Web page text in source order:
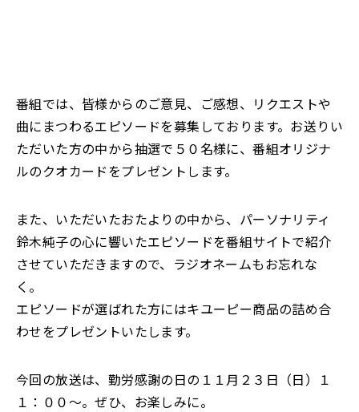
番組では、皆様からのご意見、ご感想、リクエストや
曲にまつわるエピソードを募集しております。お送りい
ただいた方の中から抽選で５０名様に、番組オリジナ
ルのクオカードをプレゼントします。
また、いただいたおたよりの中から、パーソナリティ
鈴木純子の心に響いたエピソードを番組サイトで紹介
させていただきますので、ラジオネームもお忘れな
く。
エピソードが選ばれた方にはキユーピー商品の詰め合
わせをプレゼントいたします。
今回の放送は、勤労感謝の日の１１月２３日（日）１
１：００〜。ぜひ、お楽しみに。